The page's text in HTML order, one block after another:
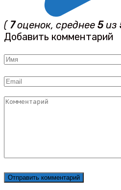
( 7оценок, среднее 5из
Добавить комментарий
Имя
Email
Комментарий